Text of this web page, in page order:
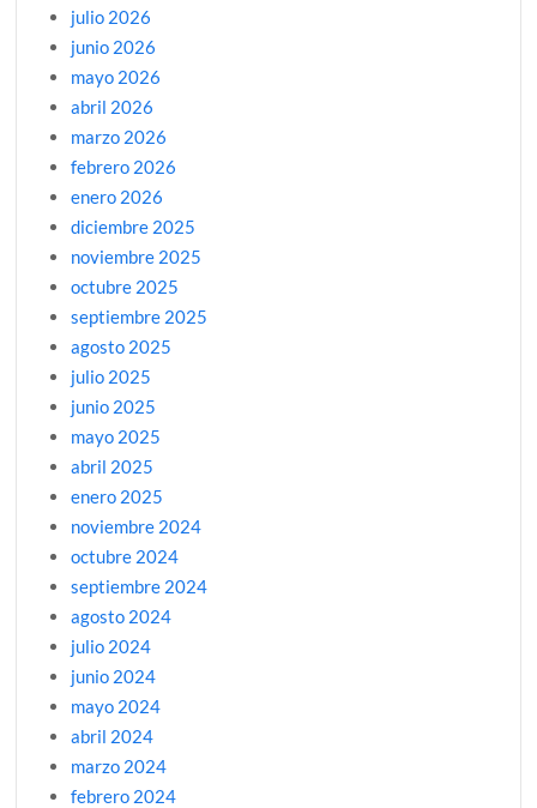
julio 2026
junio 2026
mayo 2026
abril 2026
marzo 2026
febrero 2026
enero 2026
diciembre 2025
noviembre 2025
octubre 2025
septiembre 2025
agosto 2025
julio 2025
junio 2025
mayo 2025
abril 2025
enero 2025
noviembre 2024
octubre 2024
septiembre 2024
agosto 2024
julio 2024
junio 2024
mayo 2024
abril 2024
marzo 2024
febrero 2024